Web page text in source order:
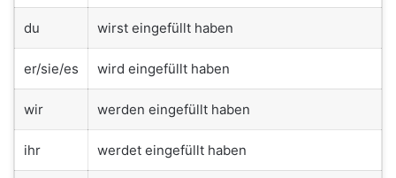
du wirst eingefüllt haben
er/sie/es wird eingefüllt haben
wir werden eingefüllt haben
ihr werdet eingefüllt haben